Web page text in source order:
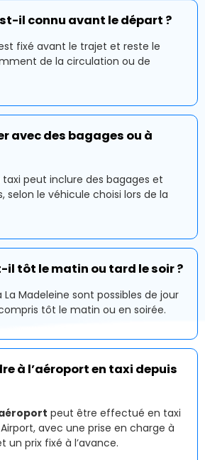
il connu avant le départ ?
fixé avant le trajet et reste le
de la circulation ou de
avec des bagages ou à
taxi peut inclure des bagages et
selon le véhicule choisi lors de la
il tôt le matin ou tard le soir ?
Madeleine sont possibles de jour
tôt le matin ou en soirée.
à l’aéroport en taxi depuis
peut être effectué en taxi
avec une prise en charge à
un prix fixé à l’avance.